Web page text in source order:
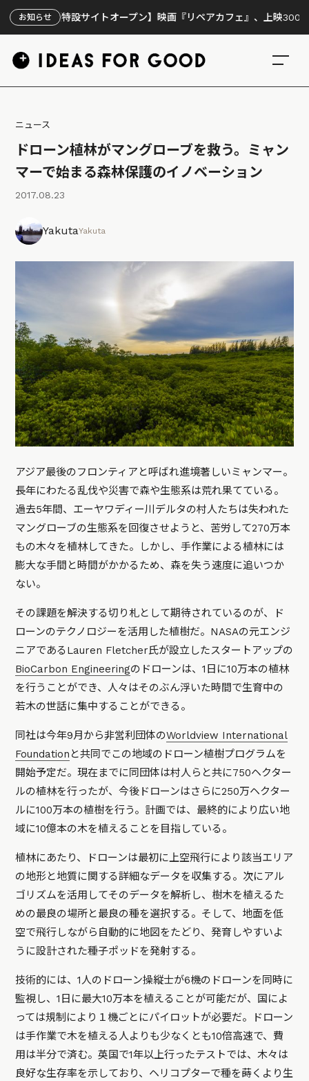
お知らせ
【特設サイトオープン】映画『リペアカフェ』、上映300回の先で
ニュース
ドローン植林がマングローブを救う。ミャン
マーで始まる森林保護のイノベーション
2017.08.23
YakutaYakuta
アジア最後のフロンティアと呼ばれ進境著しいミャンマー。
長年にわたる乱伐や災害で森や生態系は荒れ果てている。
過去5年間、エーヤワディー川デルタの村人たちは失われた
マングローブの生態系を回復させようと、苦労して270万本
もの木々を植林してきた。しかし、手作業による植林には
膨大な手間と時間がかかるため、森を失う速度に追いつか
ない。
その課題を解決する切り札として期待されているのが、ド
ローンのテクノロジーを活用した植樹だ。NASAの元エンジ
ニアであるLauren Fletcher氏が設立したスタートアップの
BioCarbon Engineeringのドローンは、1日に10万本の植林
を行うことができ、人々はそのぶん浮いた時間で生育中の
若木の世話に集中することができる。
同社は今年9月から非営利団体のWorldview International
Foundation と共同でこの地域のドローン植樹プログラムを
開始予定だ。現在までに同団体は村人らと共に750ヘクター
ルの植林を行ったが、今後ドローンはさらに250万ヘクター
ルに100万本の植樹を行う。計画では、最終的により広い地
域に10億本の木を植えることを目指している。
植林にあたり、ドローンは最初に上空飛行により該当エリア
の地形と地質に関する詳細なデータを収集する。次にアル
ゴリズムを活用してそのデータを解析し、樹木を植えるた
めの最良の場所と最良の種を選択する。そして、地面を低
空で飛行しながら自動的に地図をたどり、発育しやすいよ
うに設計された種子ポッドを発射する。
技術的には、1人のドローン操縦士が6機のドローンを同時に
監視し、1日に最大10万本を植えることが可能だが、国によ
っては規制により１機ごとにパイロットが必要だ。ドローン
は手作業で木を植える人よりも少なくとも10倍高速で、費
用は半分で済む。英国で1年以上行ったテストでは、木々は
良好な生存率を示しており、ヘリコプターで種を蒔くより生